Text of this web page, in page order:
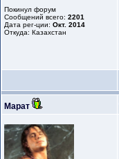
Покинул форум
Сообщений всего: 2201
Дата рег-ции: Окт. 2014
Откуда: Казахстан
Марат